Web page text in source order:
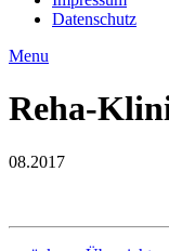
Datenschutz
Menu
Reha-
08.2017